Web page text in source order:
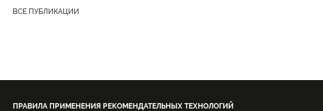
ВСЕ ПУБЛИКАЦИИ
ПРАВИЛА ПРИМЕНЕНИЯ РЕКОМЕНДАТЕЛЬНЫХ ТЕХНОЛОГИЙ